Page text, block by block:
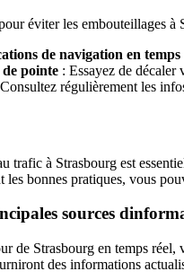
éviter les embouteillages à
de navigation en temps
de pointe : Essayez de décaler
régulièrement les
trafic à Strasbourg est
les bonnes pratiques, vous
sources
de Strasbourg en temps
des informations